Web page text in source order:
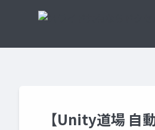
【Unity道場 自